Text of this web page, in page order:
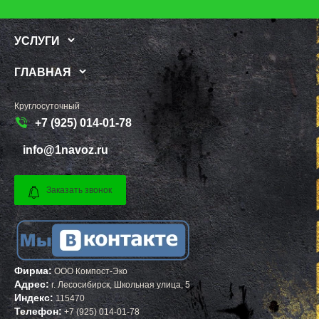
ПЕНИНО
ПЕРВОМАЙСКОЕ
ПЕРЕСВЕТ
ПЕСКИ
ПИРОГОВСКИЙ
ПОВАРОВО
ПОДОЛЬСК
ПОЛУШКИНО
ПОСЕЛОК ВОСКРЕСЕНСКОЕ
ПОСЕЛОК БИОКОМБИНАТА
ПОСЕЛОК БОЛЬШЕВИК
ПОСЕЛОК ВОЛОДАРСКОГО
ПОСЕЛОК ВОРОВСКОГО
ПОСЕЛОК ИМ. ЦЮРУПЫ
ПОСЕЛОК ЛЕСНЫЕ ПОЛЯНЫ
ПОСЕЛОК ЛМС
МОСРЕНТГЕН
ПРАВДИНСКИЙ
ПРИВОКЗАЛЬНЫЙ
ПРОЛЕТАРСКИЙ
ПРОТВИНО
ПТИЧНОЕ
ПУЧКОВО
ПУШКИНО
ПУЩИНО
РАДОВИЦКИЙ
РАЗВИЛКА
ШАДРИНСК
ДАНКОВ
МИЧУРИНСК
ВЯЗНИКИ
ГОРОДЕЦ
САСОВО
СУХОЙ ЛОГ
ГУРЬЕВСК
МИХАЙЛОВ
НЯГАНЬ
МЕЛЕУЗ
КОЛЬЧУГИНО
КАМЫШИН
ТИХВИН
НОВОШАХТИНСК
ВОЛЬСК
КОНАКОВО
САРАПУЛ
КОМСОМОЛЬСК НА АМУРЕ
КИЗИЛЮРТ
МИХАЙЛОВСК
ПЕТУШКИ
ПРИМОРСКО АХТАРСК
ЛЕСОСИБИРСК
БУДЕННОВСК
КАЛЯЗИН
ГЛАЗОВ
УСЛУГИ
ГЛАВНАЯ
Круглосуточный
+7 (925) 014-01-78
info@1navoz.ru
Заказать звонок
Фирма: ООО Компост-Эко
Адрес:г. Лесосибирск, Школьная улица, 5
Индекс: 115470
Телефон: +7 (925) 014-01-78